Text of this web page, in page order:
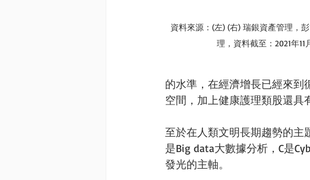
資料來源：(左) (右) 瑞銀資產管理，
理，資料截至：2021年11
的水準，在經濟增長已經來到
空間，加上健康護理類股還具
至於在人類文明長期趨勢的主
是Big data大數據分析，C是
發光的主軸。